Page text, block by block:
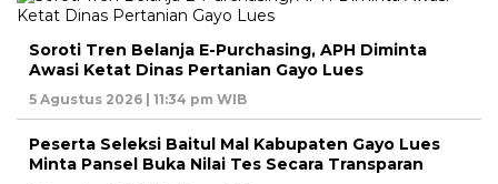
Soroti Tren Belanja E-Purchasing, APH Diminta
Awasi Ketat Dinas Pertanian Gayo Lues
5 Agustus 2026 | 11:34 pm WIB
Peserta Seleksi Baitul Mal Kabupaten Gayo Lues
Minta Pansel Buka Nilai Tes Secara Transparan